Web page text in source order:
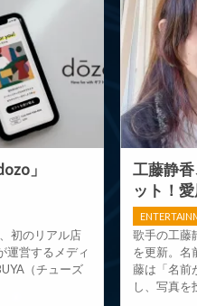
」
初のリアル店
運営するメディ
（チューズ
工藤静
ット！
歌手の工藤
を更新。名
藤は「名前
し、写真を